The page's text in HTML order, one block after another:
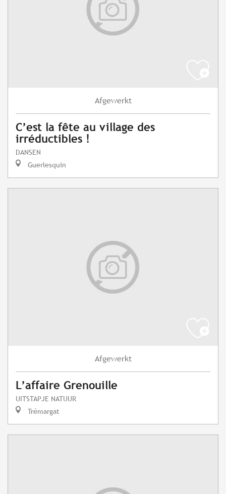
Afgewerkt
C’est la fête au village des
irréductibles !
DANSEN
Guerlesquin
Afgewerkt
L’affaire Grenouille
UITSTAPJE NATUUR
Trémargat